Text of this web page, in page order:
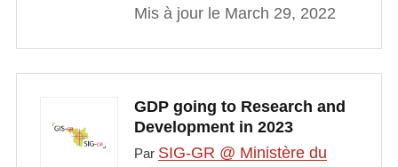
Mis à jour le March 29, 2022
GDP going to Research and
Development in 2023
Par SIG-GR @ Ministère du